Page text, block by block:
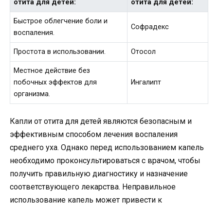
отита для детей:
отита для детей:
Быстрое облегчение боли и
воспаления.
Софрадекс
Простота в использовании. Отосол
Местное действие без
побочных эффектов для
организма.
Ингалипт
Капли от отита для детей являются безопасным и
эффективным способом лечения воспаления
среднего уха. Однако перед использованием капель
необходимо проконсультироваться с врачом, чтобы
получить правильную диагностику и назначение
соответствующего лекарства. Неправильное
использование капель может привести к